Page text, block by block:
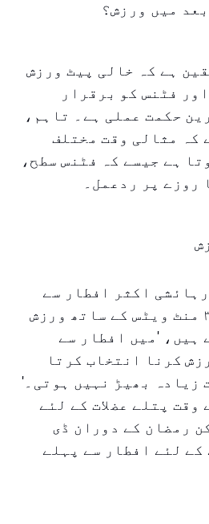
میں ورزش؟
ہے کہ خالی پیٹ ورزش
فٹنس کو برقرار
حکمت عملی ہے۔ تاہم،
کہ مثالی وقت مختلف
ہے جیسے کہ فٹنس سطح،
روزے پر ردعمل۔
۳۰ سالہ رہائشی اکثر افطار سے
ایک گھنٹہ پہلے ۳۰ منٹ ویٹس کے ساتھ ورزش
ہیں، 'میں افطار سے
کرنا انتخاب کرتا
زیادہ بھیڑ نہیں ہوتی۔'
پتلے عضلات کے لئے
رمضان کے دوران ڈی
کے لئے افطار سے پہلے